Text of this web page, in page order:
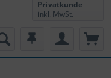
Privatkunde
inkl. MwSt.